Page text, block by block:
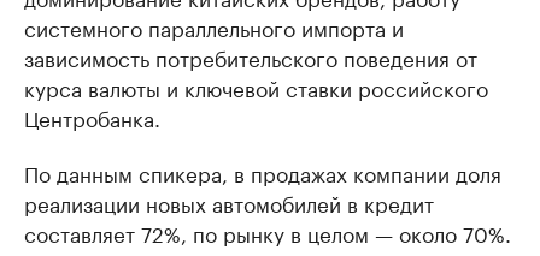
системного параллельного импорта и
зависимость потребительского поведения от
курса валюты и ключевой ставки российского
Центробанка.
По данным спикера, в продажах компании доля
реализации новых автомобилей в кредит
составляет 72%, по рынку в целом — около 70%.